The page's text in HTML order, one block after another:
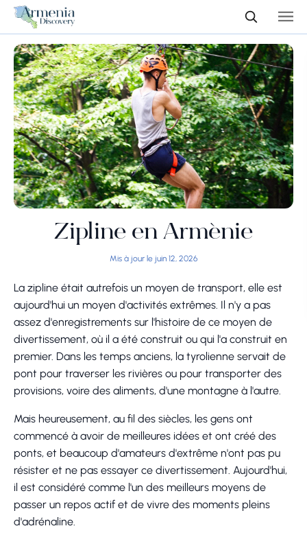
Zipline en Arménie
Mis à jour le juin 12, 2026
La zipline était autrefois un moyen de transport, elle est
aujourd'hui un moyen d'activités extrêmes. Il n'y a pas
assez d'enregistrements sur l'histoire de ce moyen de
divertissement, où il a été construit ou qui l'a construit en
premier. Dans les temps anciens, la tyrolienne servait de
pont pour traverser les rivières ou pour transporter des
provisions, voire des aliments, d'une montagne à l'autre.
Mais heureusement, au fil des siècles, les gens ont
commencé à avoir de meilleures idées et ont créé des
ponts, et beaucoup d'amateurs d'extrême n'ont pas pu
résister et ne pas essayer ce divertissement. Aujourd'hui,
il est considéré comme l'un des meilleurs moyens de
passer un repos actif et de vivre des moments pleins
d'adrénaline.